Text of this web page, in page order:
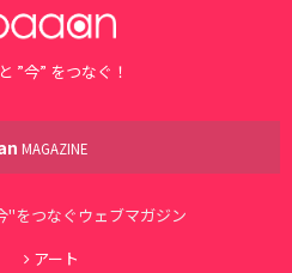
”今” をつなぐ！
MAGAZINE
"をつなぐウェブマガジン
アート